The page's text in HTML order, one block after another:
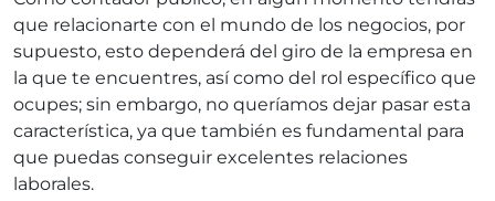
que relacionarte con el mundo de los negocios, por
supuesto, esto dependerá del giro de la empresa en
la que te encuentres, así como del rol específico que
ocupes; sin embargo, no queríamos dejar pasar esta
característica, ya que también es fundamental para
que puedas conseguir excelentes relaciones
laborales.